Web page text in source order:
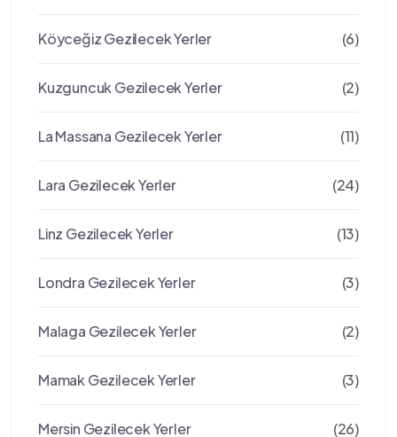
Köyceğiz Gezilecek Yerler (6)
Kuzguncuk Gezilecek Yerler (2)
La Massana Gezilecek Yerler (11)
Lara Gezilecek Yerler (24)
Linz Gezilecek Yerler (13)
Londra Gezilecek Yerler (3)
Malaga Gezilecek Yerler (2)
Mamak Gezilecek Yerler (3)
Mersin Gezilecek Yerler (26)